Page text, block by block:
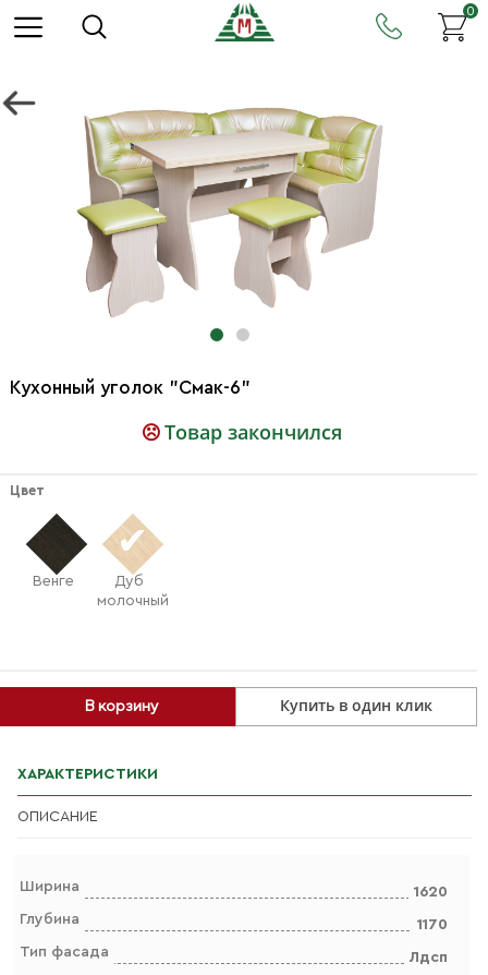
0
Кухонный уголок "Смак-6"
Товар закончился
В корзину Купить в один клик
Цвет
Венге
Дуб
молочный
ХАРАКТЕРИСТИКИ
ОПИСАНИЕ
Ширина
1620
Глубина
1170
Тип фасада
Лдсп